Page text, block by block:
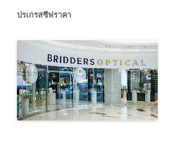
ปรเกรสซีฟราคา